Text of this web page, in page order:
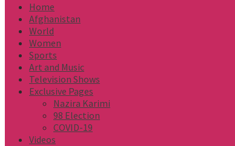
Home
Afghanistan
World
Women
Sports
Art and Music
Television Shows
Exclusive Pages
Nazira Karimi
98 Election
COVID-19
Videos